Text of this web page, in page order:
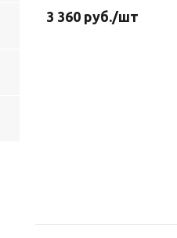
3 360 руб./шт